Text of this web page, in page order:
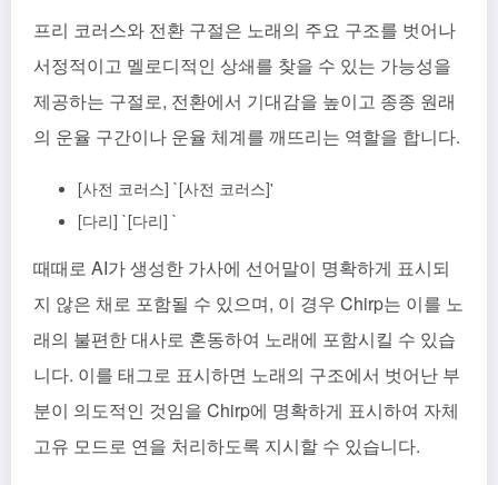
프리 코러스와 전환 구절은 노래의 주요 구조를 벗어나
서정적이고 멜로디적인 상쇄를 찾을 수 있는 가능성을
제공하는 구절로, 전환에서 기대감을 높이고 종종 원래
의 운율 구간이나 운율 체계를 깨뜨리는 역할을 합니다.
[사전 코러스] `[사전 코러스]'
[다리] `[다리] `
때때로 AI가 생성한 가사에 선어말이 명확하게 표시되
지 않은 채로 포함될 수 있으며, 이 경우 Chirp는 이를 노
래의 불편한 대사로 혼동하여 노래에 포함시킬 수 있습
니다. 이를 태그로 표시하면 노래의 구조에서 벗어난 부
분이 의도적인 것임을 Chirp에 명확하게 표시하여 자체
고유 모드로 연을 처리하도록 지시할 수 있습니다.